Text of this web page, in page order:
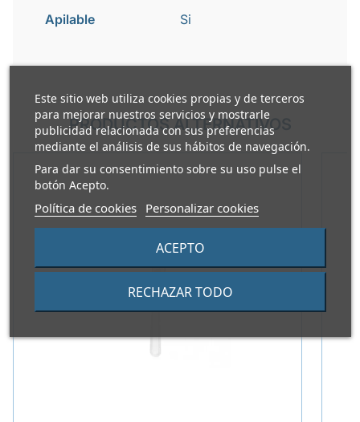
Este sitio web utiliza cookies propias y de terceros
para mejorar nuestros servicios y mostrarle
publicidad relacionada con sus preferencias
mediante el análisis de sus hábitos de navegación.
Para dar su consentimiento sobre su uso pulse el
botón Acepto.
Política de cookies Personalizar cookies
RECHAZAR TODO
ACEPTO
Apilable Si
PRODUCTOS ALTERNATIVOS